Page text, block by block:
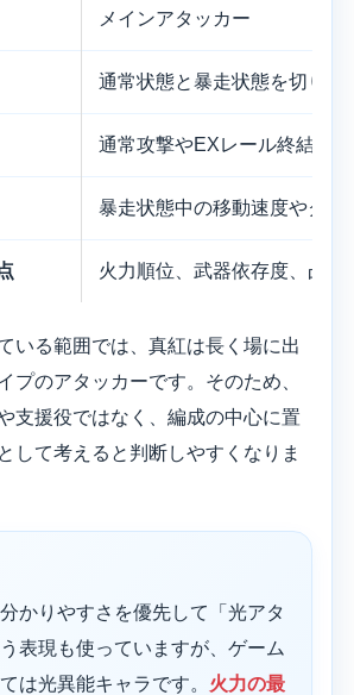
メインアタッカー
通常状態と暴走状態を切り替
通常攻撃やEXレール終結を
暴走状態中の移動速度やクラ
火力順位、武器依存度、凸の
いる範囲では、真紅は長く場に出
プのアタッカーです。そのため、
支援役ではなく、編成の中心に置
して考えると判断しやすくなりま
かりやすさを優先して「光アタ
表現も使っていますが、ゲーム
は光異能キャラです。 火力の最